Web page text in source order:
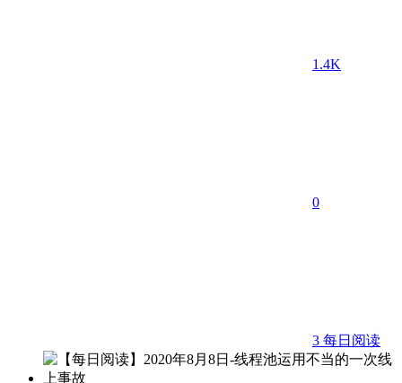
1.4K
0
3 每日阅读